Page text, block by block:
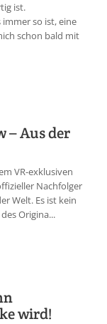
ist.
immer so ist, eine
schon bald mit
– Aus der
VR-exklusiven
Nachfolger
Welt. Es ist kein
Origina...
wird!